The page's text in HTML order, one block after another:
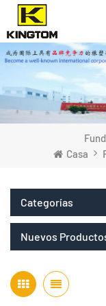
Casa
Categorías
Nuevos